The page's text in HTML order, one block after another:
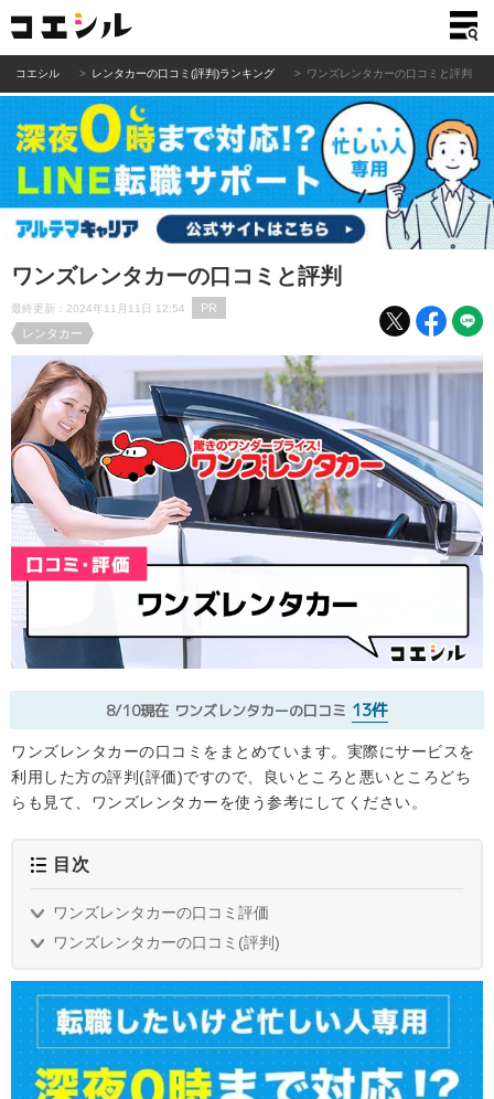
コエシル レンタカーの口コミ(評判)ランキング ワンズレンタカーの口コミと評判
ワンズレンタカーの口コミと評判
最終更新：2024年11月11日 12:54
PR
レンタカー
8/10現在 ワンズレンタカーの口コミ 13件
ワンズレンタカーの口コミをまとめています。実際にサービスを
利用した方の評判(評価)ですので、良いところと悪いところどち
らも見て、ワンズレンタカーを使う参考にしてください。
目次
ワンズレンタカーの口コミ評価
ワンズレンタカーの口コミ(評判)